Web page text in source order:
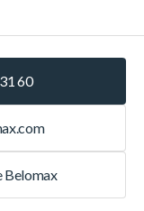
60
Belomax